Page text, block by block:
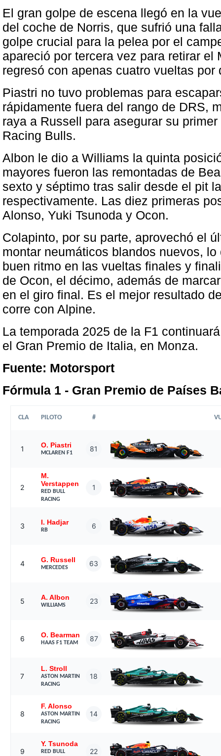
El gran golpe de escena llegó en la
del coche de Norris, que sufrió una
golpe crucial para la pelea por el
apareció por tercera vez para retirar el
regresó con apenas cuatro vueltas por
Piastri no tuvo problemas para
rápidamente fuera del rango de DRS,
raya a Russell para asegurar su
Racing Bulls.
Albon le dio a Williams la quinta
mayores fueron las remontadas de
sexto y séptimo tras salir desde el pit
respectivamente. Las diez primeras
Alonso, Yuki Tsunoda y Ocon.
Colapinto, por su parte, aprovechó el
montar neumáticos blandos nuevos,
buen ritmo en las vueltas finales y
de Ocon, el décimo, además de
en el giro final. Es el mejor resultado
corre con Alpine.
La temporada 2025 de la F1
el Gran Premio de Italia, en Monza.
Fuente: Motorsport
Fórmula 1 - Gran Premio de Países
CLA PILOTO #
1 O. Piastri
MCLAREN F1 81
2
M.
Verstappen
RED BULL
RACING
1
3 I. Hadjar
RB 6
4 G. Russell
MERCEDES 63
5 A. Albon
WILLIAMS 23
6 O. Bearman
HAAS F1 TEAM 87
7
L. Stroll
ASTON MARTIN
RACING
18
8
F. Alonso
ASTON MARTIN
RACING
14
9
Y. Tsunoda
RED BULL
22